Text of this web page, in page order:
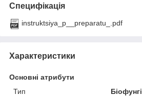
Специфікація
instruktsiya_p__preparatu_.pdf
Характеристики
Основні атрибути
Тип